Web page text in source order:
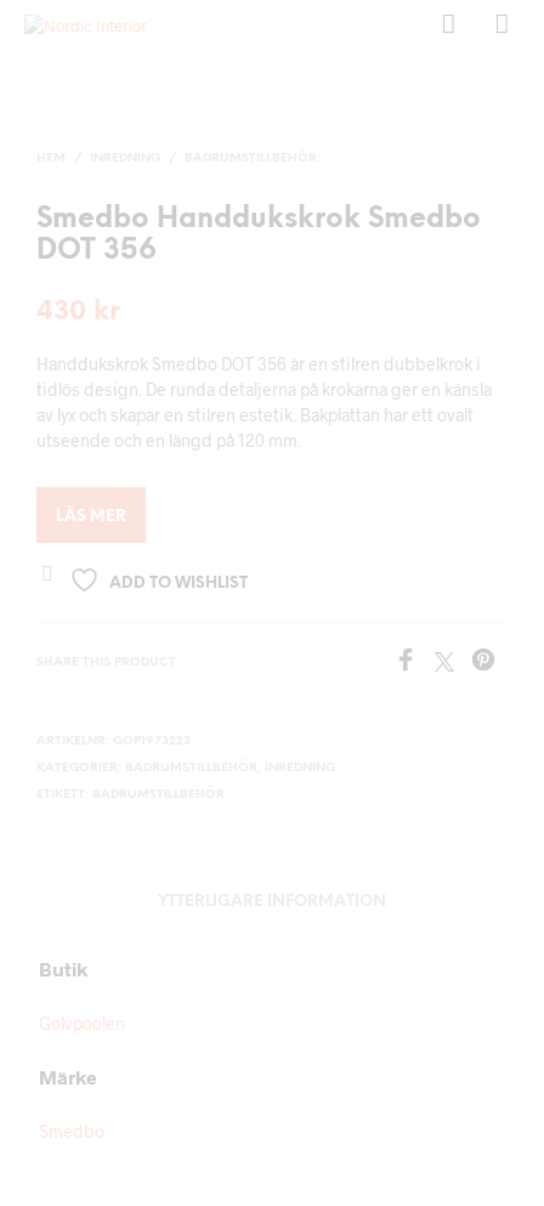
Smedbo Handdukskrok Smedbo
DOT 356
430 kr
Handdukskrok Smedbo DOT 356 är en stilren dubbelkrok i
tidlös design. De runda detaljerna på krokarna ger en känsla
av lyx och skapar en stilren estetik. Bakplattan har ett ovalt
utseende och en längd på 120 mm.
LÄS MER
ADD TO WISHLIST
Butik
Golvpoolen
Märke
Smedbo